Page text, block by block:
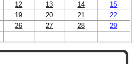
12 13 14
15
19 20 21
22
26 27 28
29